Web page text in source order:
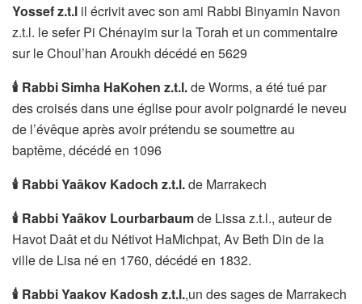
Yossef z.t.l il écrivit avec son ami Rabbi Binyamin Navon
z.t.l. le sefer Pi Chénayim sur la Torah et un commentaire
sur le Choul’han Aroukh décédé en 5629
🕯 Rabbi Simha HaKohen z.t.l.de Worms, a été tué par
des croisés dans une église pour avoir poignardé le neveu
de l’évêque après avoir prétendu se soumettre au
baptême, décédé en 1096
🕯 Rabbi Yaâkov Kadoch z.t.l.de Marrakech
🕯 Rabbi Yaâkov Lourbarbaumde Lissa z.t.l., auteur de
Havot Daât et du Nétivot HaMichpat, Av Beth Din de la
ville de Lisa né en 1760, décédé en 1832.
🕯 Rabbi Yaakov Kadosh z.t.l.,un des sages de Marrakech